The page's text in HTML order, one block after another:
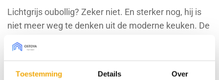
Toestemming Details Over
tot
€ 249,63
Lichtgrijs oubollig? Zeker niet. En sterker nog, hij is
niet meer weg te denken uit de moderne keuken. De
alle smaken, plus: hij is krasbestendig. Een echte